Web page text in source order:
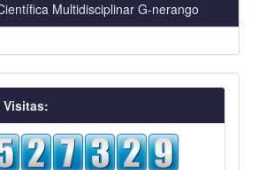
Multidisciplinar G-nerango
Visitas: